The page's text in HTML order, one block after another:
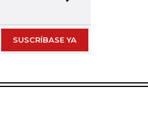
SUSCRÍBASE YA